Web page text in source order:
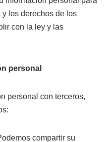
y los derechos de los
con la ley y las
personal
personal con terceros,
compartir su